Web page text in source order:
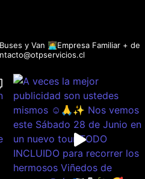
y Van 👩‍💻Empresa Familiar + de